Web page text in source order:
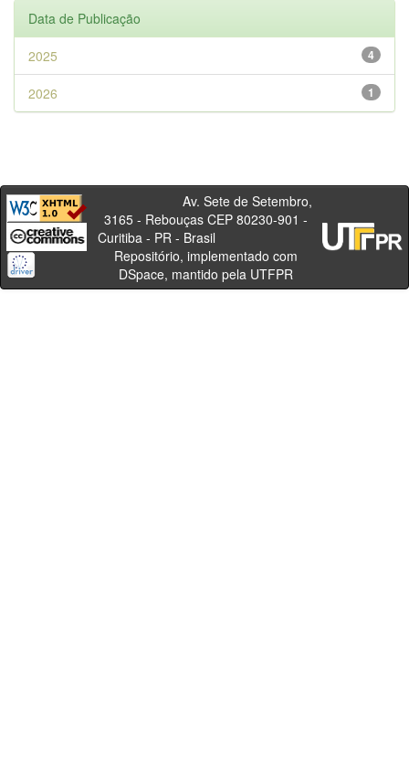
Data de Publicação
4
2025
1
2026
Av. Sete de Setembro,
3165 - Rebouças CEP 80230-901 -
Curitiba - PR - Brasil
Repositório, implementado com
DSpace, mantido pela UTFPR